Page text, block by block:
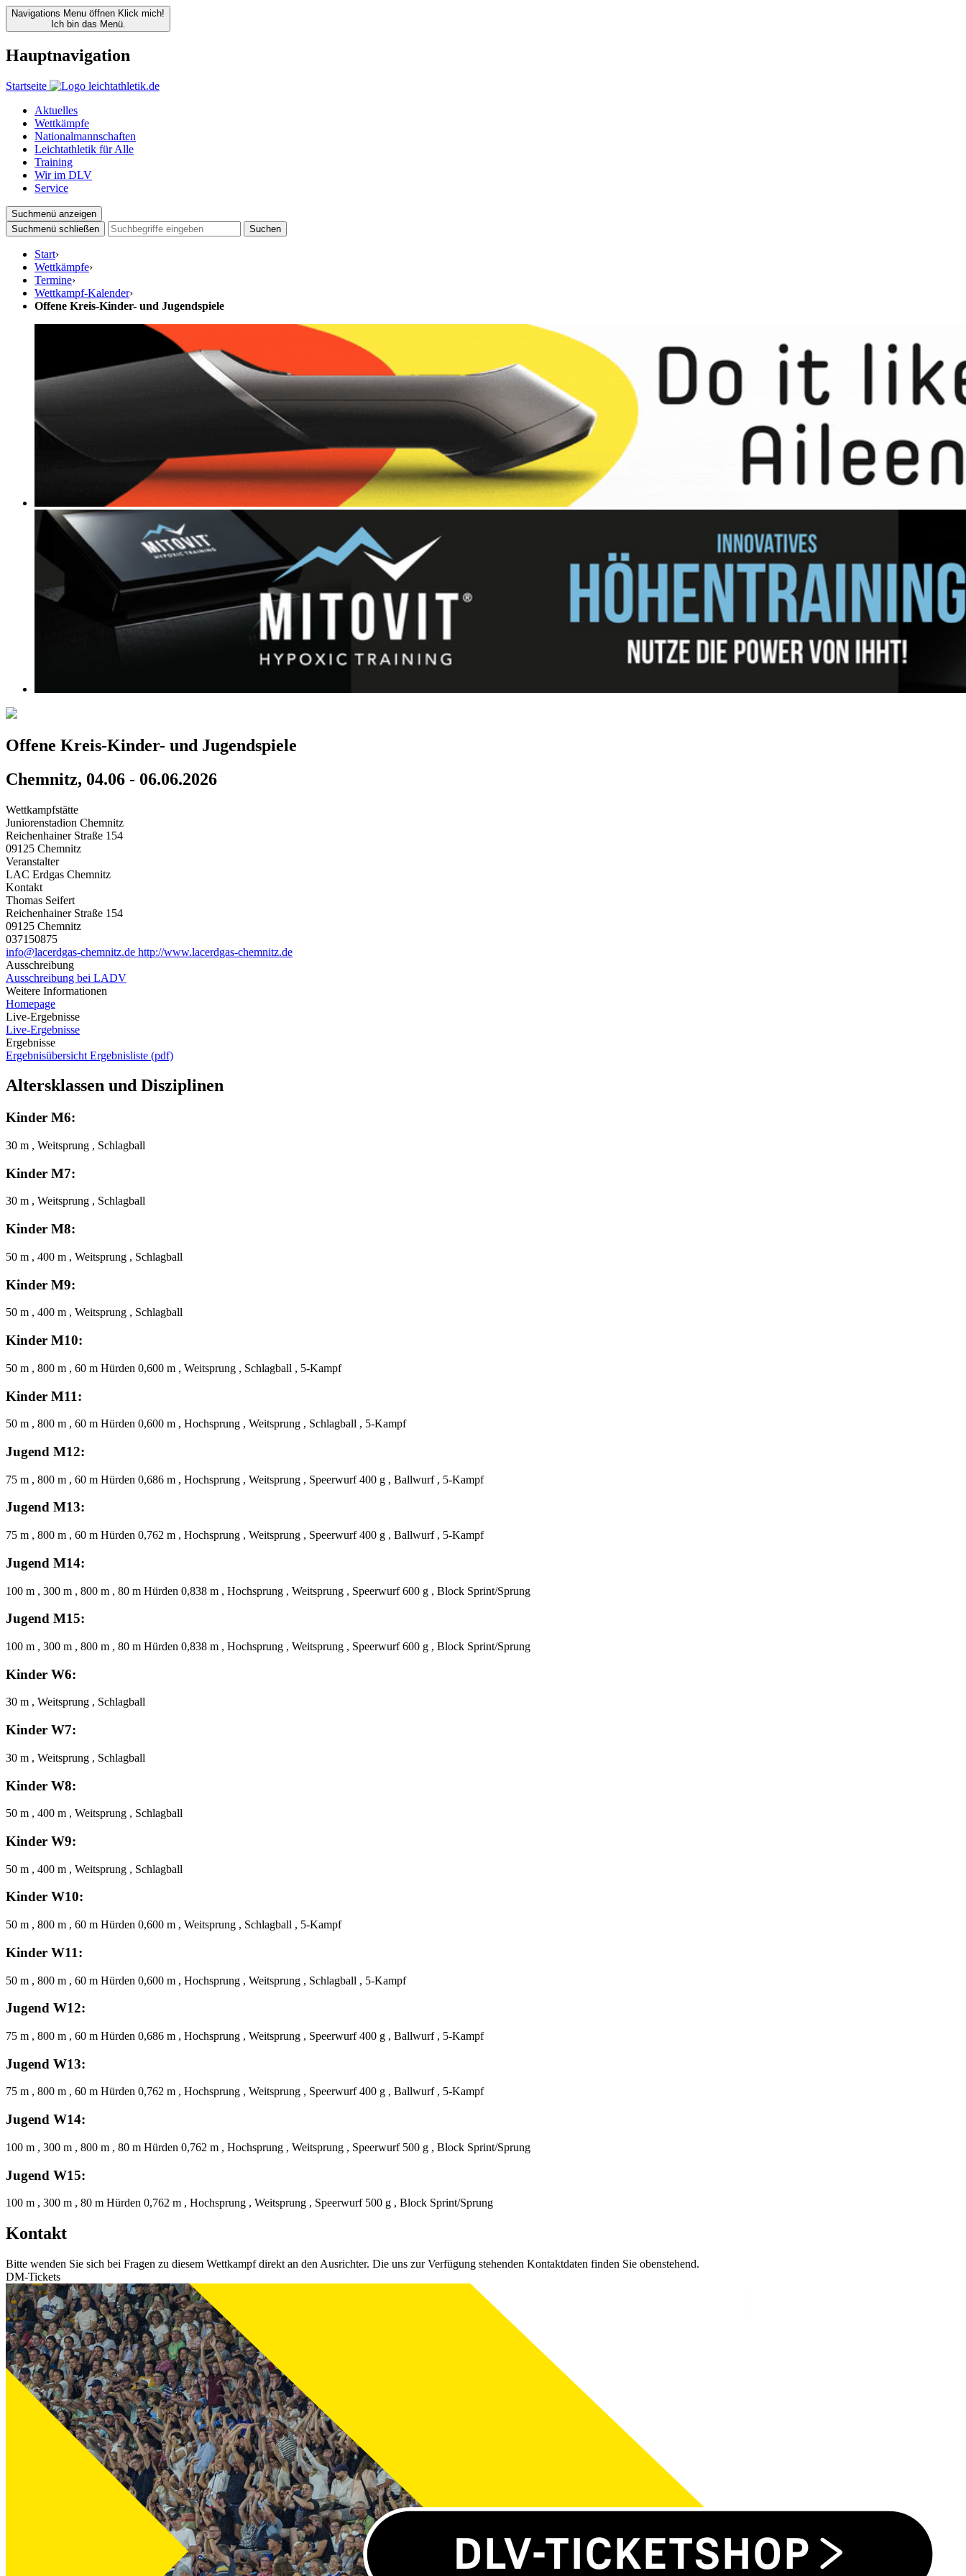
Navigations Menu öffnen Klick mich!
Ich bin das Menü.
Hauptnavigation
Startseite
Aktuelles
Wettkämpfe
Nationalmannschaften
Leichtathletik für Alle
Training
Wir im DLV
Service
Suchmenü anzeigen
Suchmenü schließen
Suchen
Start›
Wettkämpfe›
Termine›
Wettkampf-Kalender›
Offene Kreis-Kinder- und Jugendspiele
Offene Kreis-Kinder- und Jugendspiele
Chemnitz, 04.06 - 06.06.2026
Wettkampfstätte
Juniorenstadion Chemnitz
Reichenhainer Straße 154
09125 Chemnitz
Veranstalter
LAC Erdgas Chemnitz
Kontakt
Thomas Seifert
Reichenhainer Straße 154
09125 Chemnitz
037150875
info@lacerdgas-chemnitz.de http://www.lacerdgas-chemnitz.de
Ausschreibung
Ausschreibung bei LADV
Weitere Informationen
Homepage
Live-Ergebnisse
Live-Ergebnisse
Ergebnisse
Ergebnisübersicht Ergebnisliste (pdf)
Altersklassen und Disziplinen
Kinder M6:
30 m , Weitsprung , Schlagball
Kinder M7:
30 m , Weitsprung , Schlagball
Kinder M8:
50 m , 400 m , Weitsprung , Schlagball
Kinder M9:
50 m , 400 m , Weitsprung , Schlagball
Kinder M10:
50 m , 800 m , 60 m Hürden 0,600 m , Weitsprung , Schlagball , 5-Kampf
Kinder M11:
50 m , 800 m , 60 m Hürden 0,600 m , Hochsprung , Weitsprung , Schlagball , 5-Kampf
Jugend M12:
75 m , 800 m , 60 m Hürden 0,686 m , Hochsprung , Weitsprung , Speerwurf 400 g , Ballwurf , 5-Kampf
Jugend M13:
75 m , 800 m , 60 m Hürden 0,762 m , Hochsprung , Weitsprung , Speerwurf 400 g , Ballwurf , 5-Kampf
Jugend M14:
100 m , 300 m , 800 m , 80 m Hürden 0,838 m , Hochsprung , Weitsprung , Speerwurf 600 g , Block Sprint/Sprung
Jugend M15:
100 m , 300 m , 800 m , 80 m Hürden 0,838 m , Hochsprung , Weitsprung , Speerwurf 600 g , Block Sprint/Sprung
Kinder W6:
30 m , Weitsprung , Schlagball
Kinder W7:
30 m , Weitsprung , Schlagball
Kinder W8:
50 m , 400 m , Weitsprung , Schlagball
Kinder W9:
50 m , 400 m , Weitsprung , Schlagball
Kinder W10:
50 m , 800 m , 60 m Hürden 0,600 m , Weitsprung , Schlagball , 5-Kampf
Kinder W11:
50 m , 800 m , 60 m Hürden 0,600 m , Hochsprung , Weitsprung , Schlagball , 5-Kampf
Jugend W12:
75 m , 800 m , 60 m Hürden 0,686 m , Hochsprung , Weitsprung , Speerwurf 400 g , Ballwurf , 5-Kampf
Jugend W13:
75 m , 800 m , 60 m Hürden 0,762 m , Hochsprung , Weitsprung , Speerwurf 400 g , Ballwurf , 5-Kampf
Jugend W14:
100 m , 300 m , 800 m , 80 m Hürden 0,762 m , Hochsprung , Weitsprung , Speerwurf 500 g , Block Sprint/Sprung
Jugend W15:
100 m , 300 m , 80 m Hürden 0,762 m , Hochsprung , Weitsprung , Speerwurf 500 g , Block Sprint/Sprung
Kontakt
Bitte wenden Sie sich bei Fragen zu diesem Wettkampf direkt an den Ausrichter. Die uns zur Verfügung stehenden Kontaktdaten finden Sie obenstehend.
DM-Tickets